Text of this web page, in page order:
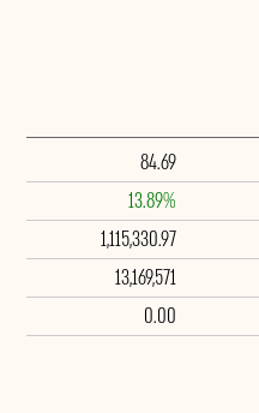
84.69
13.89%
1,115,330.97
13,169,571
0.00